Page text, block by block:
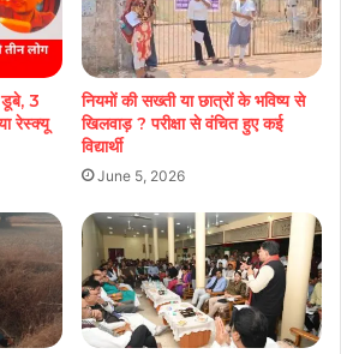
डूबे, 3
रेस्क्यू
नियमों की सख्ती या छात्रों के भविष्य से
खिलवाड़ ? परीक्षा से वंचित हुए कई
विद्यार्थी
June 5, 2026